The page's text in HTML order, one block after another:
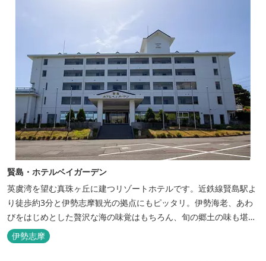
賢島・ホテルベイガーデン
英虞湾を望む真珠ヶ丘に建つリゾートホテルです。近鉄線賢島駅よ
り徒歩約3分と伊勢志摩観光の拠点にもピッタリ。伊勢海老、あわ
びをはじめとした贅沢な海の味覚はもちろん、旬の郷土の味も堪能
できます。
伊勢志摩